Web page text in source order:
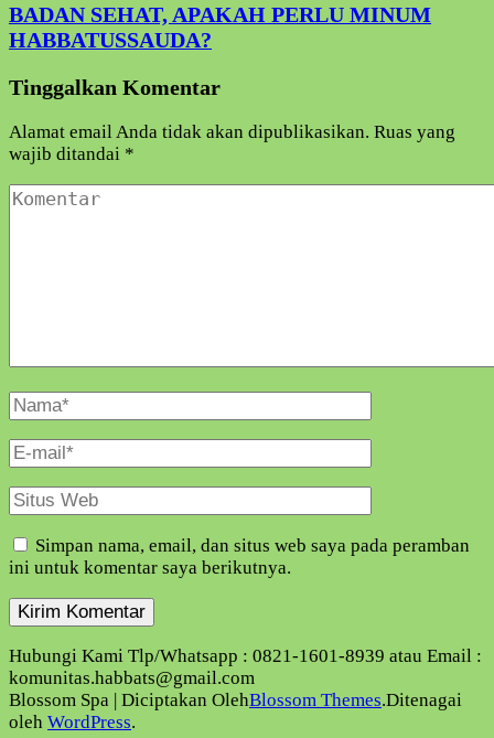
BADAN SEHAT, APAKAH PERLU MINUM
HABBATUSSAUDA?
Tinggalkan Komentar
Alamat email Anda tidak akan dipublikasikan. Ruas yang
wajib ditandai *
Komentar
Nama
Lengkap
E-
Mail
Situs
Web
Simpan nama, email, dan situs web saya pada peramban
ini untuk komentar saya berikutnya.
Hubungi Kami Tlp/Whatsapp : 0821-1601-8939 atau Email :
komunitas.habbats@gmail.com
Blossom Spa | Diciptakan OlehBlossom Themes.Ditenagai
oleh WordPress.